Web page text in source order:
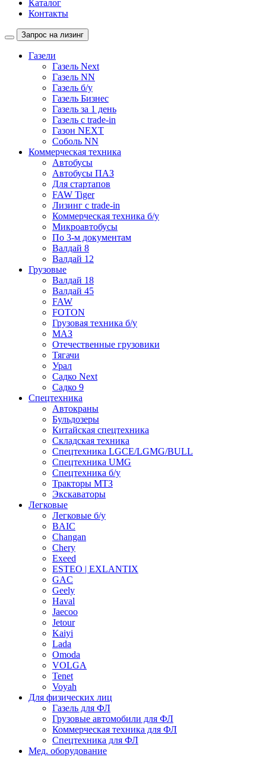
Каталог
Контакты
Запрос на лизинг
Газели
Газель Next
Газель NN
Газель б/у
Газель Бизнес
Газель за 1 день
Газель с trade-in
Газон NEXT
Соболь NN
Коммерческая техника
Автобусы
Автобусы ПАЗ
Для стартапов
FAW Tiger
Лизинг с trade-in
Коммерческая техника б/у
Микроавтобусы
По 3-м документам
Валдай 8
Валдай 12
Грузовые
Валдай 18
Валдай 45
FAW
FOTON
Грузовая техника б/у
МАЗ
Отечественные грузовики
Тягачи
Урал
Садко Next
Садко 9
Спецтехника
Автокраны
Бульдозеры
Китайская спецтехника
Складская техника
Спецтехника LGCE/LGMG/BULL
Спецтехника UMG
Спецтехника б/у
Тракторы МТЗ
Экскаваторы
Легковые
Легковые б/у
BAIC
Changan
Chery
Exeed
ESTEO | EXLANTIX
GAC
Geely
Haval
Jaecoo
Jetour
Kaiyi
Lada
Omoda
VOLGA
Tenet
Voyah
Для физических лиц
Газель для ФЛ
Грузовые автомобили для ФЛ
Коммерческая техника для ФЛ
Спецтехника для ФЛ
Мед. оборудование